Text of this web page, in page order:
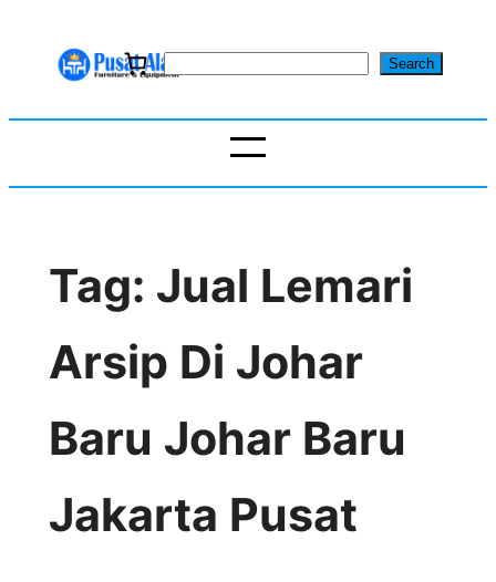
S
r
Search
Tag: Jual Lemari
Arsip Di Johar
Baru Johar Baru
Jakarta Pusat